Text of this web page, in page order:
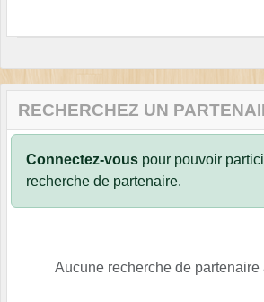
RECHERCHEZ UN
Connectez-vous pour pouvoir
recherche de partenaire.
Aucune recherche de partenaire